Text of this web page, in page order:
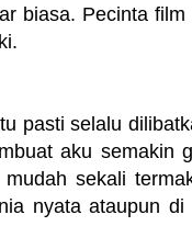
biasa. Pecinta
pasti selalu
aku semakin
sekali
nyata ataupun